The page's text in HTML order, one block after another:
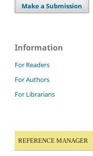
Make a Submission
Information
For Readers
For Authors
For Librarians
REFERENCE MANAGER